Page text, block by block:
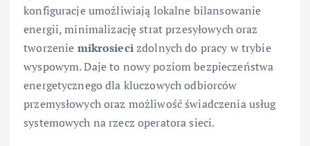
konfiguracje umożliwiają lokalne bilansowanie
energii, minimalizację strat przesyłowych oraz
tworzenie mikrosiecizdolnych do pracy w trybie
wyspowym. Daje to nowy poziom bezpieczeństwa
energetycznego dla kluczowych odbiorców
przemysłowych oraz możliwość świadczenia usług
systemowych na rzecz operatora sieci.